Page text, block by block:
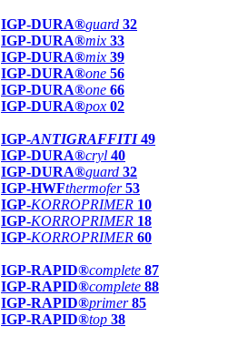
IGP-DURA®guard 32
IGP-DURA®mix 33
IGP-DURA®mix 39
IGP-DURA®one 56
IGP-DURA®one 66
IGP-DURA®pox 02
IGP-ANTIGRAFFITI49
IGP-DURA®cryl 40
IGP-DURA®guard 32
IGP-HWFthermofer 53
IGP-KORROPRIMER 10
IGP-KORROPRIMER 18
IGP-KORROPRIMER 60
IGP-RAPID®complete 87
IGP-RAPID®complete 88
IGP-RAPID®primer 85
IGP-RAPID®top 38